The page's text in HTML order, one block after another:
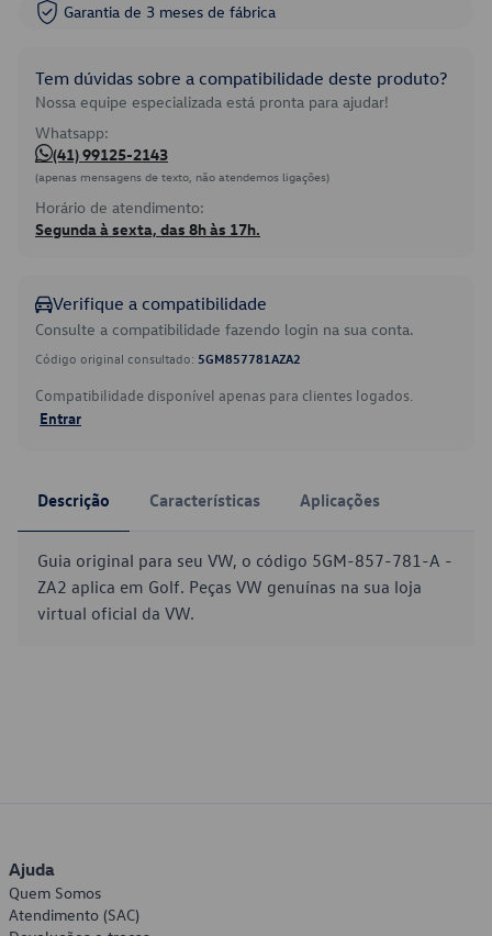
Garantia de 3 meses de fábrica
Tem dúvidas sobre a compatibilidade deste produto?
Nossa equipe especializada está pronta para ajudar!
Whatsapp:
(41) 99125-2143
(apenas mensagens de texto, não atendemos ligações)
Horário de atendimento:
Segunda à sexta, das 8h às 17h.
Verifique a compatibilidade
Consulte a compatibilidade fazendo login na sua conta.
Código original consultado: 5GM857781AZA2
Compatibilidade disponível apenas para clientes logados.
Entrar
Descrição Características Aplicações
Guia original para seu VW, o código 5GM-857-781-A -
ZA2 aplica em Golf. Peças VW genuínas na sua loja
virtual oficial da VW.
Ajuda
Quem Somos
Atendimento (SAC)